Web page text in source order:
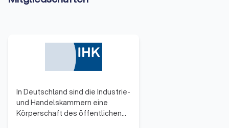
In Deutschland sind die Industrie-
und Handelskammern eine
Körperschaft des öffentlichen